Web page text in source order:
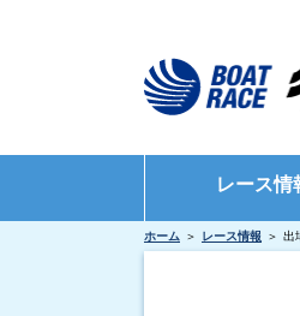
レース情
シリーズインデ
ホーム レース情報 出